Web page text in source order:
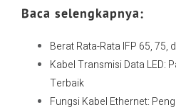
Baca selengkapnya:
Berat Rata-Rata IFP 65, 75,
Kabel Transmisi Data LED:
Terbaik
Fungsi Kabel Ethernet: